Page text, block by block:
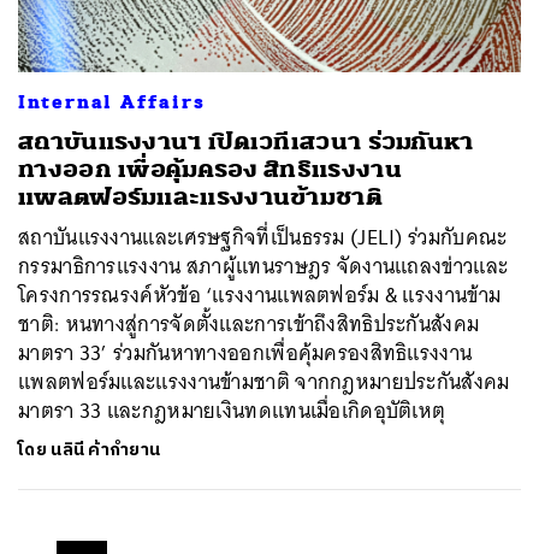
Internal Affairs
สถาบันแรงงานฯ เปิดเวทีเสวนา ร่วมกันหา
ทางออก เพื่อคุ้มครอง สิทธิแรงงาน
แพลตฟอร์มและแรงงานข้ามชาติ
สถาบันแรงงานและเศรษฐกิจที่เป็นธรรม (JELI) ร่วมกับคณะ
กรรมาธิการแรงงาน สภาผู้แทนราษฎร จัดงานแถลงข่าวและ
โครงการรณรงค์หัวข้อ ‘แรงงานแพลตฟอร์ม & แรงงานข้าม
ชาติ: หนทางสู่การจัดตั้งและการเข้าถึงสิทธิประกันสังคม
มาตรา 33’ ร่วมกันหาทางออกเพื่อคุ้มครองสิทธิแรงงาน
แพลตฟอร์มและแรงงานข้ามชาติ จากกฎหมายประกันสังคม
มาตรา 33 และกฎหมายเงินทดแทนเมื่อเกิดอุบัติเหตุ
โดย นลินี ค้ากำยาน